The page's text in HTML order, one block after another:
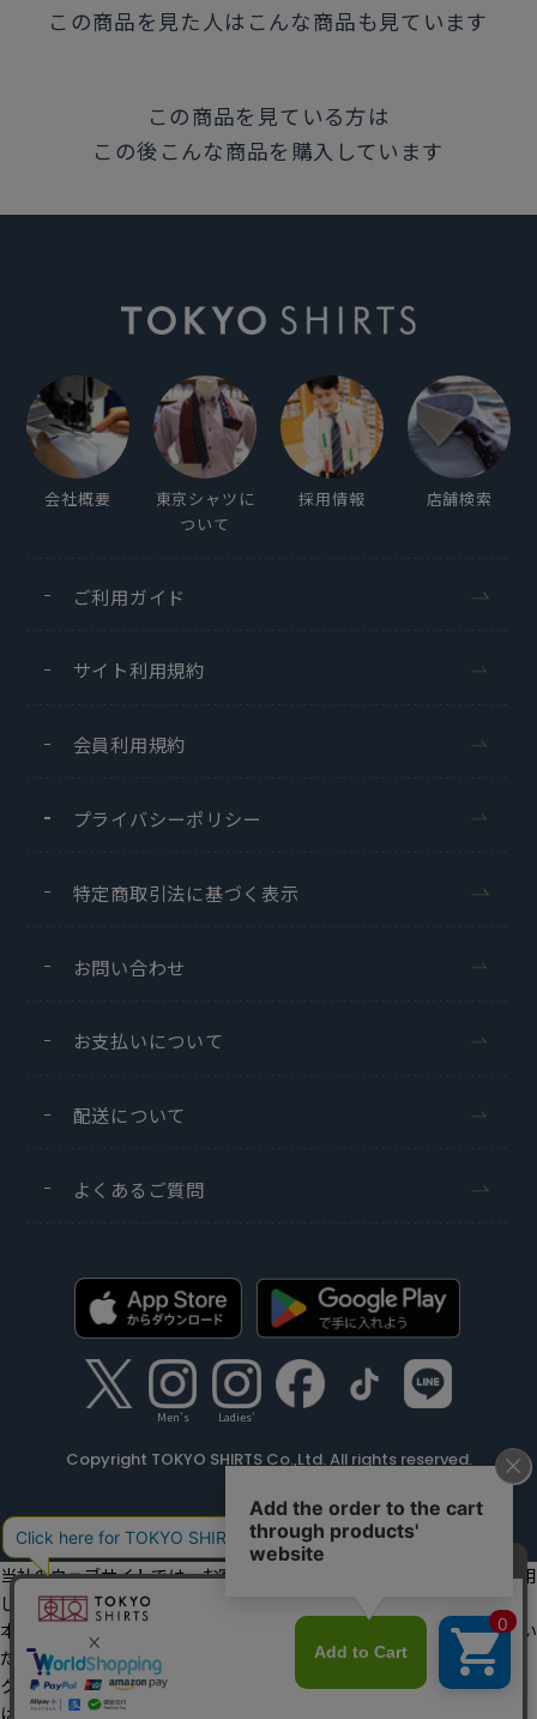
注意点
詳細はサイズ表をご確認下さい。
この商品に対するお問い合わせ
この商品を見た人はこんな商品も見ています
この商品を見ている方は
この後こんな商品を購入しています
会社概要
東京シャツに
ついて
採用情報 店舗検索
ご利用ガイド
サイト利用規約
会員利用規約
プライバシーポリシー
特定商取引法に基づく表示
お問い合わせ
お支払いについて
配送について
よくあるご質問
Men's Ladies'
Copyright TOKYO SHIRTS Co.,Ltd. All rights reserved.
当社のウェブサイトでは、お客様の利便性向上のためにクッキーを利用
しています。
本ウェブサイトをこのままご利用になる場合、クッキーの使用に同意い
ただいたものとみなします。
クッキーを通じて収集する情報には、「お客様個人を特定できる情報」
は一切含まれておりません。詳細は